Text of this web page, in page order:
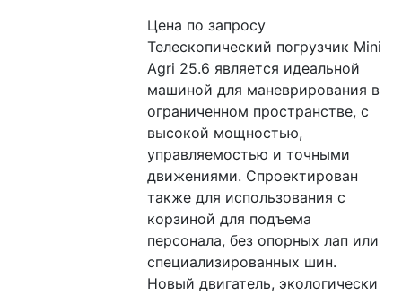
Цена по запросу
Телескопический погрузчик Mini
Agri 25.6 является идеальной
машиной для маневрирования в
ограниченном пространстве, с
высокой мощностью,
управляемостью и точными
движениями. Спроектирован
также для использования с
корзиной для подъема
персонала, без опорных лап или
специализированных шин.
Новый двигатель, экологически